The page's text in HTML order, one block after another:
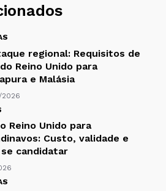
regional: Requisitos de
Reino Unido para
e Malásia
Reino Unido para
Custo, validade e
candidatar